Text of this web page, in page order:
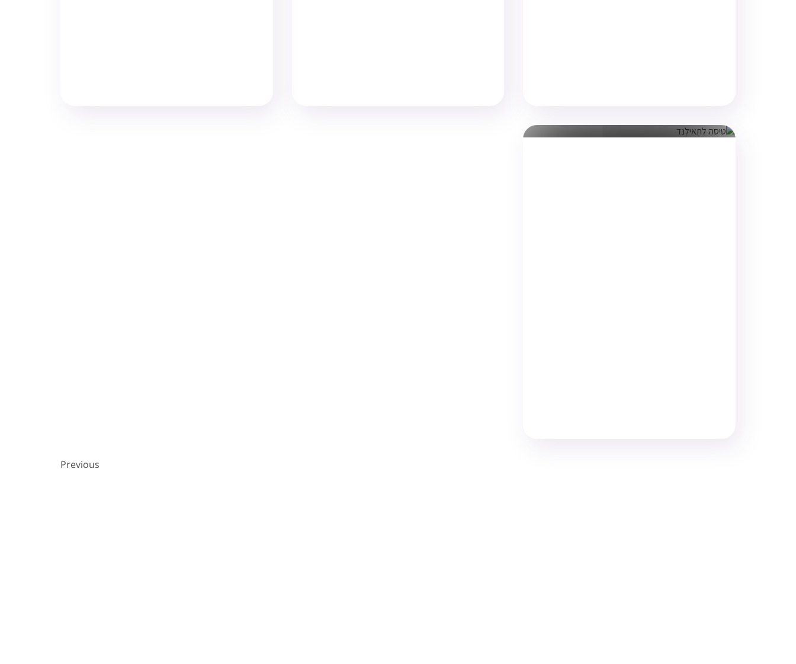
Previous